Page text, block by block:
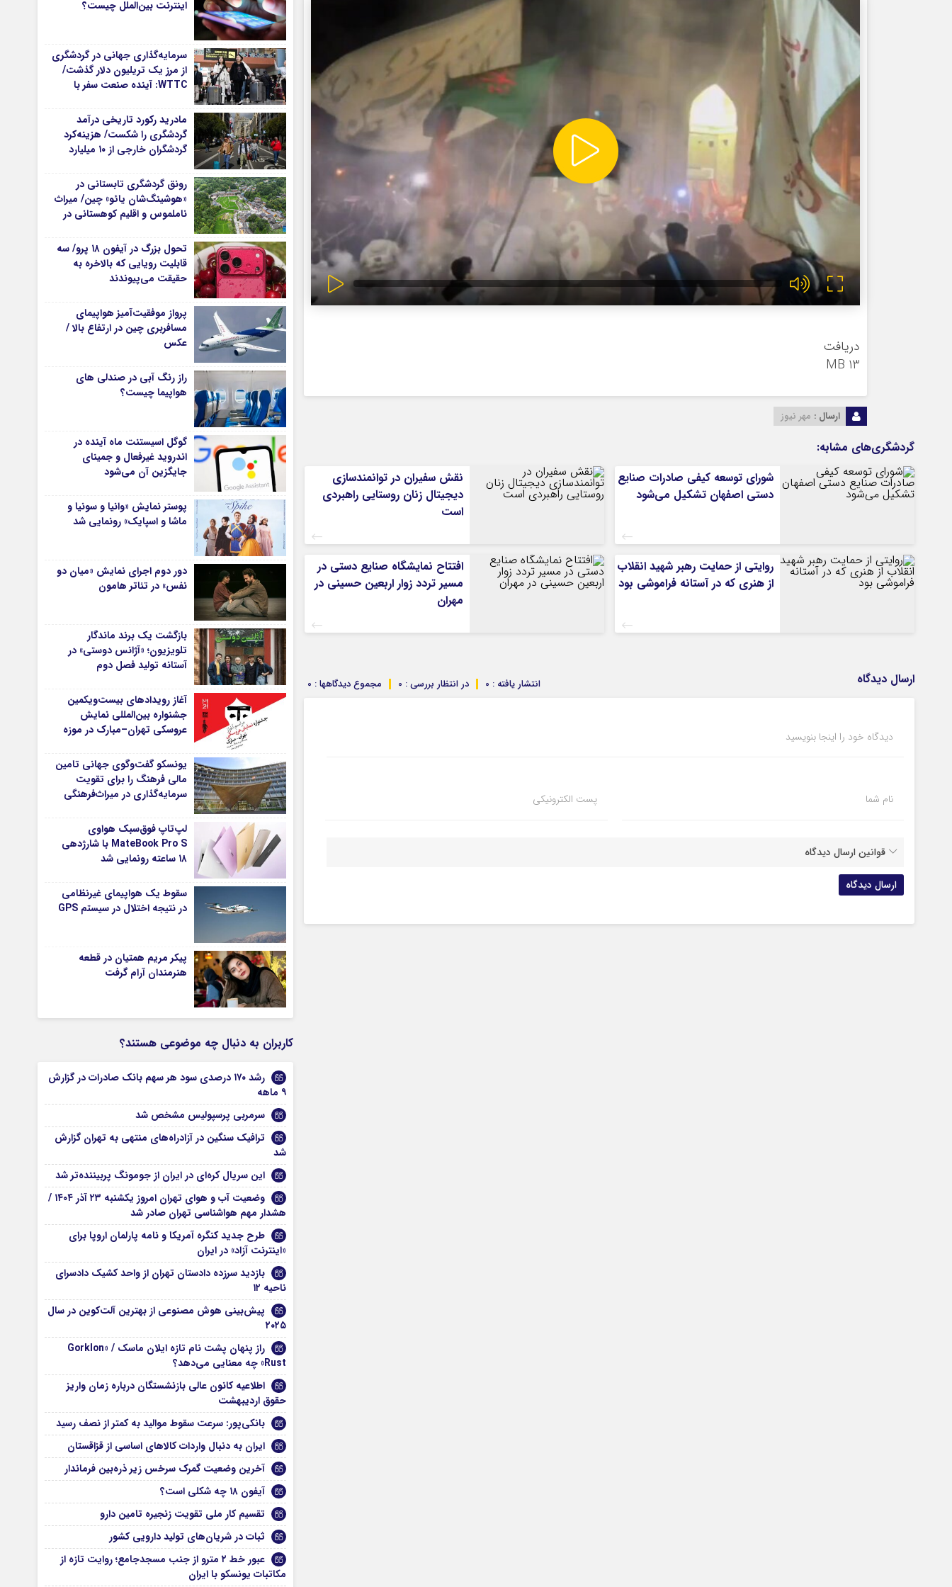
دریافت
13 MB
ارسال : مهر نیوز
گردشگری‌های مشابه:
شورای توسعه کیفی صادرات صنایع
دستی اصفهان تشکیل می‌شود
نقش سفیران در توانمندسازی
دیجیتال زنان روستایی راهبردی
است
روایتی از حمایت رهبر شهید انقلاب
از هنری که در آستانه فراموشی بود
افتتاح نمایشگاه صنایع دستی در
مسیر تردد زوار اربعین حسینی در
مهران
ارسال دیدگاه مجموع دیدگاهها : 0 در انتظار بررسی : 0 انتشار یافته : 0
دیدگاه خود را اینجا بنویسید
نام شما پست الکترونیکی
قوانین ارسال دیدگاه
اینترنت بین‌الملل چیست؟
سرمایه‌گذاری جهانی در گردشگری
از مرز یک تریلیون دلار گذشت/
WTTC: آینده صنعت سفر با
تضمین می‌شود
مادرید رکورد تاریخی درآمد
گردشگری را شکست/ هزینه‌کرد
گردشگران خارجی از ۱۰ میلیارد
رونق گردشگری تابستانی در
«هوشینگ‌شان یائو» چین/ میراث
ناملموس و اقلیم کوهستانی در
تحول بزرگ در آیفون ۱۸ پرو/ سه
قابلیت رویایی که بالاخره به
حقیقت می‌پیوندند
پرواز موفقیت‌آمیز هواپیمای
مسافربری چین در ارتفاع بالا /
عکس
راز رنگ آبی در صندلی های
هواپیما چیست؟
گوگل اسیستنت ماه آینده در
اندروید غیرفعال و جمینای
جایگزین آن می‌شود
پوستر نمایش «وانیا و سونیا و
ماشا و اسپایک» رونمایی شد
دور دوم اجرای نمایش «میان دو
نفس» در تئاتر هامون
بازگشت یک برند ماندگار
تلویزیون؛ «آژانس دوستی» در
آستانه تولید فصل دوم
آغاز رویدادهای بیست‌ویکمین
جشنواره بین‌المللی نمایش
عروسکی تهران–مبارک در موزه
یونسکو گفت‌وگوی جهانی تامین
مالی فرهنگ را برای تقویت
سرمایه‌گذاری در میراث‌فرهنگی
صنایع خلاق
لپ‌تاپ فوق‌سبک هواوی
MateBook Pro S با شارژدهی
۱۸ ساعته رونمایی شد
سقوط یک هواپیمای غیرنظامی
در نتیجه اختلال در سیستم‌ GPS
پیکر مریم همتیان در قطعه
هنرمندان آرام گرفت
کاربران به دنبال چه موضوعی هستند؟
رشد ۱۷۰ درصدی سود هر سهم بانک صادرات در گزارش
۹ ماهه
سرمربی پرسپولیس مشخص شد
ترافیک سنگین در آزادراه‌های منتهی به تهران گزارش
شد
این سریال کره‌ای در ایران از جومونگ پربیننده‌تر شد
وضعیت آب و هوای تهران امروز یکشنبه ۲۳ آذر ۱۴۰۴ /
هشدار مهم هواشناسی تهران صادر شد
طرح جدید کنگره آمریکا و نامه پارلمان اروپا برای
«اینترنت آزاد» در ایران
بازدید سرزده دادستان تهران از واحد کشیک دادسرای
ناحیه ۱۲
پیش‌بینی هوش مصنوعی از بهترین آلت‌کوین در سال
۲۰۲۵
راز پنهان پشت نام تازه ایلان ماسک / «Gorklon
Rust» چه معنایی می‌دهد؟
اطلاعیه کانون عالی بازنشستگان درباره زمان واریز
حقوق اردیبهشت
بانکی‌پور: سرعت سقوط موالید به کمتر از نصف رسید
ایران به دنبال واردات کالاهای اساسی از قزاقستان
آخرین وضعیت گمرک سرخس زیر ذره‌بین فرماندار
آیفون ۱۸ چه شکلی است؟
تقسیم کار ملی تقویت زنجیره تامین دارو
ثبات در شریان‌های تولید دارویی کشور
عبور خط ۲ مترو از جنب مسجدجامع؛ روایت تازه از
مکاتبات یونسکو با ایران